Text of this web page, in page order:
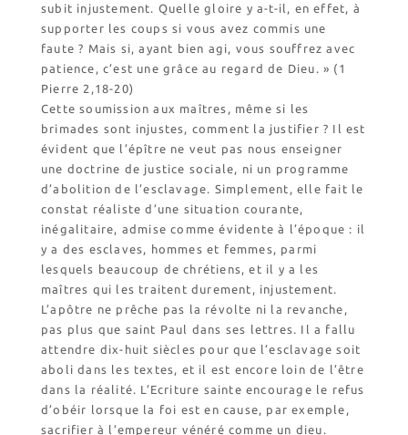
subit injustement. Quelle gloire y a-t-il, en effet, à
supporter les coups si vous avez commis une
faute ? Mais si, ayant bien agi, vous souffrez avec
patience, c’est une grâce au regard de Dieu. » (1
Pierre 2,18-20)
Cette soumission aux maîtres, même si les
brimades sont injustes, comment la justifier ? Il est
évident que l’épître ne veut pas nous enseigner
une doctrine de justice sociale, ni un programme
d’abolition de l’esclavage. Simplement, elle fait le
constat réaliste d’une situation courante,
inégalitaire, admise comme évidente à l’époque : il
y a des esclaves, hommes et femmes, parmi
lesquels beaucoup de chrétiens, et il y a les
maîtres qui les traitent durement, injustement.
L’apôtre ne prêche pas la révolte ni la revanche,
pas plus que saint Paul dans ses lettres. Il a fallu
attendre dix-huit siècles pour que l’esclavage soit
aboli dans les textes, et il est encore loin de l’être
dans la réalité. L’Ecriture sainte encourage le refus
d’obéir lorsque la foi est en cause, par exemple,
sacrifier à l’empereur vénéré comme un dieu.